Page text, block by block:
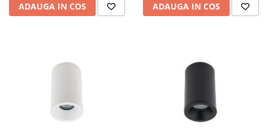
ADAUGA IN COS ADAUGA IN COS